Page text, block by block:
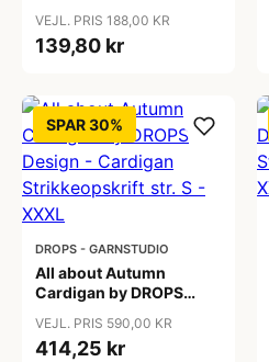
XXXL
VEJL. PRIS 188,00 KR
139,80 kr
SPAR 30%
DROPS - GARNSTUDIO
All about Autumn
Cardigan by DROPS
Strikkeopskrift str. S -
XXXL
VEJL. PRIS 590,00 KR
414,25 kr